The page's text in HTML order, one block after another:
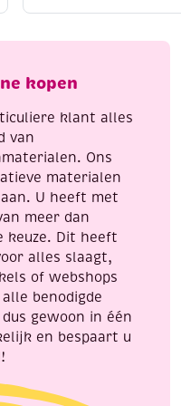
van vorm
50
felroze
kopen
klant alles
van
Ons
materialen
U heeft met
meer dan
keuze. Dit heeft
alles slaagt,
of webshops
benodigde
gewoon in één
en bespaart u